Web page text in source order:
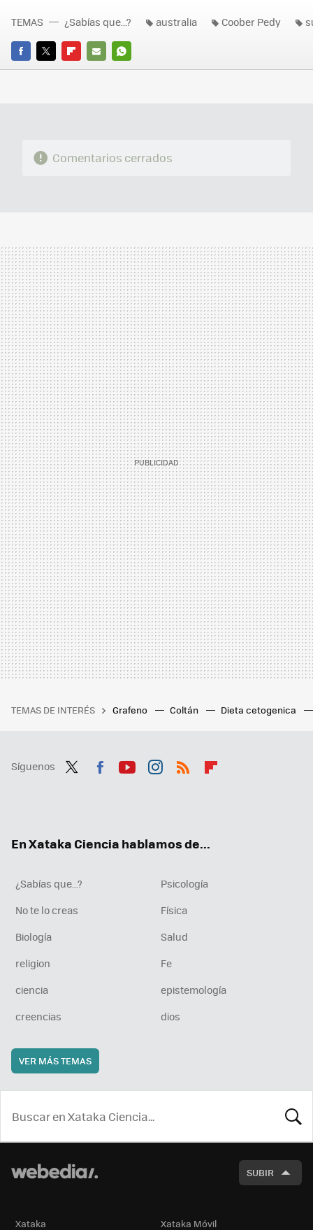
FACEBOOK
TWITTERFLIPBOARD
E-
WHATSAPP
TEMAS ¿Sabías que...? australia Coober Pedy
Comentarios cerrados
TEMAS DE INTERÉS Grafeno Coltán Dieta cetogenica
Síguenos
En Xataka Ciencia hablamos de...
¿Sabías que...?
Psicología
No te lo creas
Física
Biología
Salud
religion
Fe
ciencia
epistemología
creencias
dios
VER MÁS TEMAS
SUBIR
Xataka Xataka Móvil